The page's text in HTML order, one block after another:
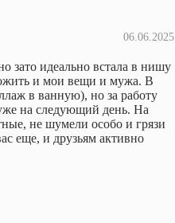
06.06.2025
зато идеально встала в нишу
и мои вещи и мужа. В
в ванную), но за работу
на следующий день. На
не шумели особо и грязи
еще, и друзьям активно